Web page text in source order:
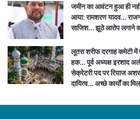
जमीन का आवंटन हुआ ही
आया: रामशरण यादव…
साजिश… झूठे आरोप लगाने
लूतरा शरीफ दरगाह कमेटी
हक… पूर्व अध्यक्ष इरशाद
सेक्रेटरी पद पर रियाज
दायित्व… अच्छे कार्यों का